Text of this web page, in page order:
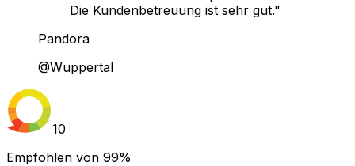
Die Kundenbetreuung ist sehr gut."
Pandora
@Wuppertal
10
Empfohlen von 99%